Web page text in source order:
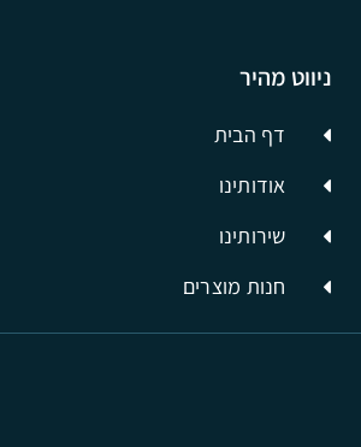
ניווט מהיר
דף הבית
אודותינו
שירותינו
חנות מוצרים